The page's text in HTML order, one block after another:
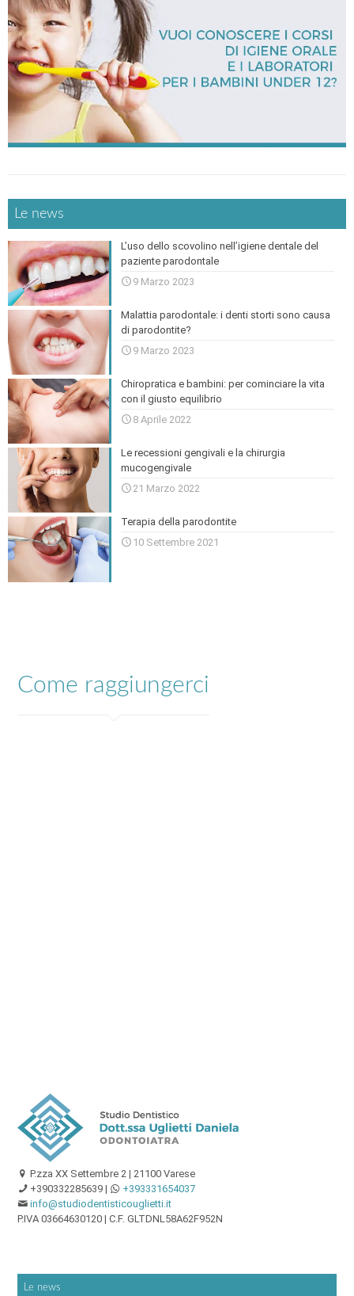
Le news
L’uso dello scovolino nell’igiene dentale del
paziente parodontale
9 Marzo 2023
Malattia parodontale: i denti storti sono causa
di parodontite?
9 Marzo 2023
Chiropratica e bambini: per cominciare la vita
con il giusto equilibrio
8 Aprile 2022
Le recessioni gengivali e la chirurgia
mucogengivale
21 Marzo 2022
Terapia della parodontite
10 Settembre 2021
Come raggiungerci
P.zza XX Settembre 2 | 21100 Varese
+390332285639 |
+393331654037
info@studiodentisticouglietti.it
P.IVA 03664630120 | C.F. GLTDNL58A62F952N
Le news